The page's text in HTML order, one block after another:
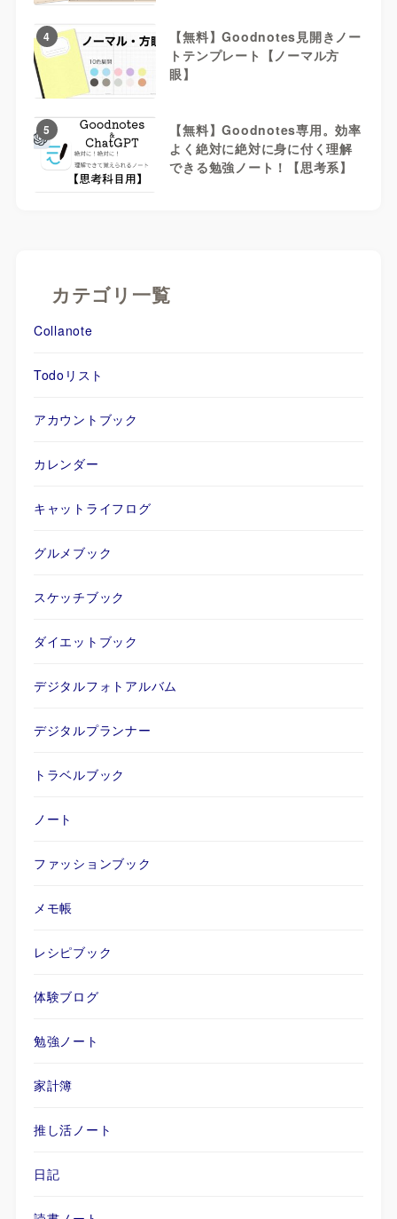
4
【無料】Goodnotes見開きノー
トテンプレート【ノーマル方
眼】
5
【無料】Goodnotes専用。効率
よく絶対に絶対に身に付く理解
できる勉強ノート！【思考系】
カテゴリ一覧
Collanote
Todoリスト
アカウントブック
カレンダー
キャットライフログ
グルメブック
スケッチブック
ダイエットブック
デジタルフォトアルバム
デジタルプランナー
トラベルブック
ノート
ファッションブック
メモ帳
レシピブック
体験ブログ
勉強ノート
家計簿
推し活ノート
日記